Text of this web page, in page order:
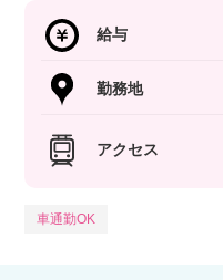
給与
勤務地
アクセス
車通勤OK